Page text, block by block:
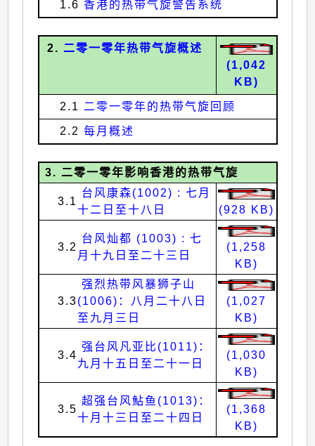
1.6 香港的热带气旋警告系统
2. 二零一零年热带气旋概述
(1,042
KB)
2.1 二零一零年的热带气旋回顾
2.2 每月概述
3. 二零一零年影响香港的热带气旋
3.1
台风康森(1002) : 七月
十二日至十八日
(928 KB)
3.2
台风灿都 (1003) : 七
月十九日至二十三日
(1,258
KB)
3.3
强烈热带风暴狮子山
(1006)：八月二十八日
至九月三日
(1,027
KB)
3.4
强台风凡亚比(1011)：
九月十五日至二十一日
(1,030
KB)
3.5
超强台风鮎鱼(1013)：
十月十三日至二十四日
(1,368
KB)